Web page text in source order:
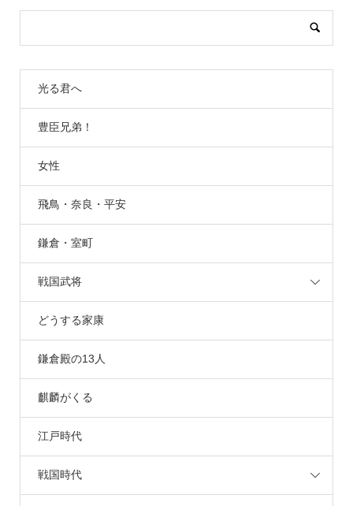
光る君へ
豊臣兄弟！
女性
飛鳥・奈良・平安
鎌倉・室町
戦国武将
どうする家康
鎌倉殿の13人
麒麟がくる
江戸時代
戦国時代